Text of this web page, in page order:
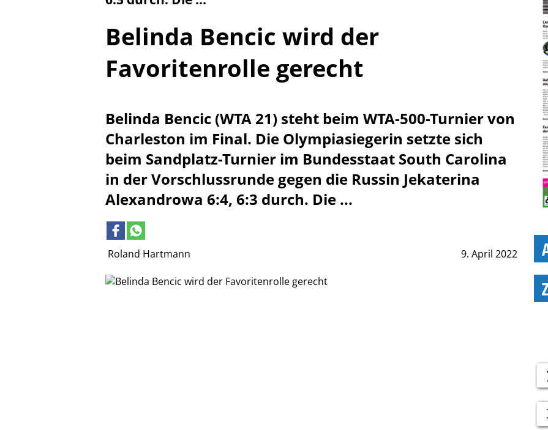
Roland Hartmann 9. April 2022
Belinda Bencic wird der
Favoritenrolle gerecht
Belinda Bencic (WTA 21) steht beim WTA-500-Turnier von
Charleston im Final. Die Olympiasiegerin setzte sich
beim Sandplatz-Turnier im Bundesstaat South Carolina
in der Vorschlussrunde gegen die Russin Jekaterina
Alexandrowa 6:4, 6:3 durch. Die ...